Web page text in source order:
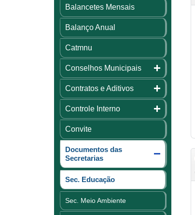
Balancetes Mensais
Balanço Anual
Catmnu
Conselhos Municipais
Contratos e Aditivos
Controle Interno
Convite
Documentos das
Secretarias
Sec. Educação
Sec. Meio Ambiente